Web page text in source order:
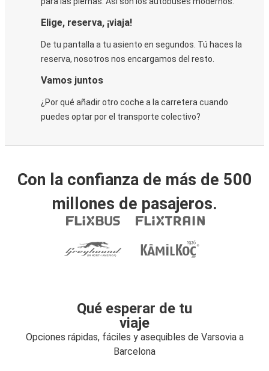
Elige, reserva, ¡viaja!
De tu pantalla a tu asiento en segundos. Tú haces la
reserva, nosotros nos encargamos del resto.
Vamos juntos
¿Por qué añadir otro coche a la carretera cuando
puedes optar por el transporte colectivo?
Con la confianza de más de 500
millones de pasajeros.
Qué esperar de tu
viaje
Opciones rápidas, fáciles y asequibles de Varsovia a
Barcelona